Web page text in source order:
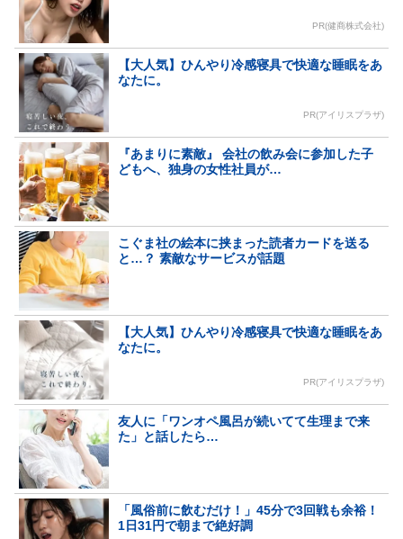
PR(健商株式会社)
【大人気】ひんやり冷感寝具で快適な睡眠をあ
なたに。
PR(アイリスプラザ)
『あまりに素敵』 会社の飲み会に参加した子
どもへ、独身の女性社員が…
こぐま社の絵本に挟まった読者カードを送る
と…？ 素敵なサービスが話題
【大人気】ひんやり冷感寝具で快適な睡眠をあ
なたに。
PR(アイリスプラザ)
友人に「ワンオペ風呂が続いてて生理まで来
た」と話したら…
「風俗前に飲むだけ！」45分で3回戦も余裕！
1日31円で朝まで絶好調